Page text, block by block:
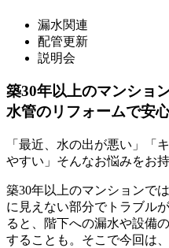
漏水関連
配管更新
説明会
築30年以上のマンショ
水管のリフォームで安
「最近、水の出が悪い」「
やすい」そんなお悩みをお
築30年以上のマンションで
に見えない部分でトラブル
ると、階下への漏水や設備
することも。そこで今回は